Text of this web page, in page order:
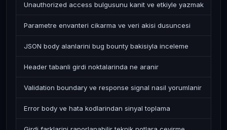
Unauthorized access bulgusunu kanit ve etkiyle yazmak
Parametre envanteri cikarma ve veri akisi dusuncesi
JSON body alanlarini bug bounty bakisiyla inceleme
Header tabanli girdi noktalarinda ne aranir
Validation boundary ve response signal nasil yorumlanir
Error body ve hata kodlarindan sinyal toplama